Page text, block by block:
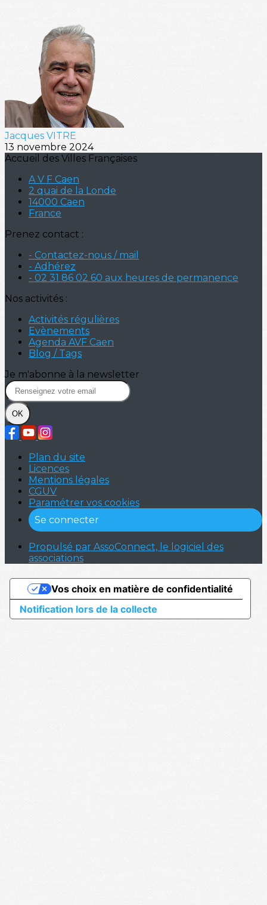
Jacques VITRE
13 novembre 2024
Accueil des Villes Françaises
A V F Caen
2 quai de la Londe
14000 Caen
France
Prenez contact :
- Contactez-nous / mail
- Adhérez
- 02 31 86 02 60 aux heures de permanence
Nos activités :
Activités régulières
Evènements
Agenda AVF Caen
Blog / Tags
Je m'abonne à la newsletter
OK
Plan du site
Licences
Mentions légales
CGUV
Paramétrer vos cookies
Se connecter
Propulsé par AssoConnect, le logiciel des
associations
Notification lors de la collecte
Vos choix en matière de confidentialité